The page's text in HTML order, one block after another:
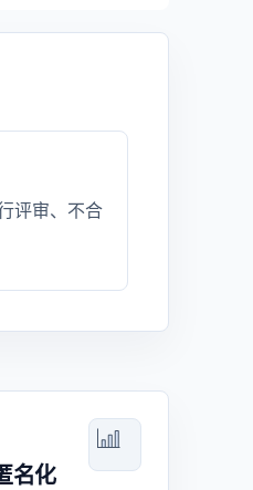
评审、不合
名化